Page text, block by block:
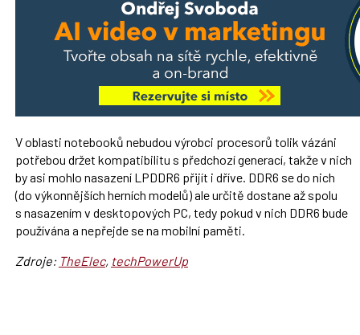
V oblasti notebooků nebudou výrobci procesorů tolik vázáni
potřebou držet kompatibilitu s předchozí generací, takže v nich
by asi mohlo nasazení LPDDR6 přijít i dříve. DDR6 se do nich
(do výkonnějších herních modelů) ale určitě dostane až spolu
s nasazením v desktopových PC, tedy pokud v nich DDR6 bude
používána a nepřejde se na mobilní paměti.
Zdroje: TheElec, techPowerUp